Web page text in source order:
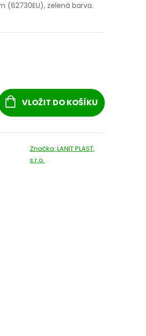
m (62730EU), zelená barva.
VLOŽIT DO KOŠÍKU
Značka:LANIT PLAST,
s.r.o.